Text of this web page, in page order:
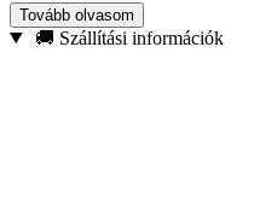
Teljes hossz:
Munkahossz:235 mm
Tovább olvasom
🚚 Szállítási információk